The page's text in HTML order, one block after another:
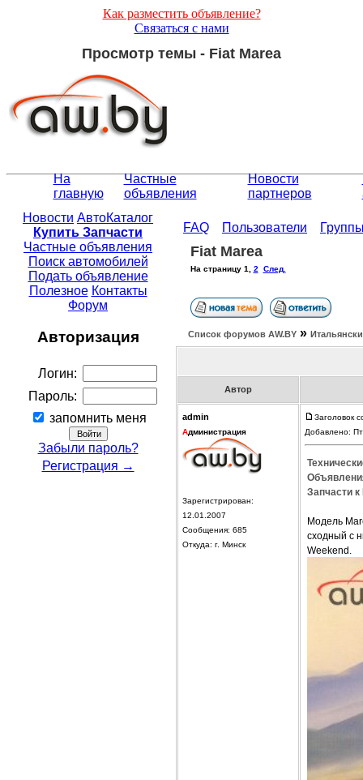
Как разместить объявление?
Связаться с нами
Просмотр темы - Fiat Marea
На
главную
Частные
объявления
Новости
партнеров
Новости АвтоКаталог
Купить Запчасти
Частные объявления
Поиск автомобилей
Подать объявление
Полезное Контакты
Форум
Авторизация
Логин:
Пароль:
запомнить меня
Забыли пароль?
Регистрация →
FAQ Пользователи
Fiat Marea
На страницу 1 2 След.
Список форумов АW.BY »
Автор
admin
Администрация
Зарегистрирован:
12.01.2007
Сообщения: 685
Откуда: г. Минск
Заголовок
Добавлено:
Запчасти к
Модель
сходный с
Weekend.